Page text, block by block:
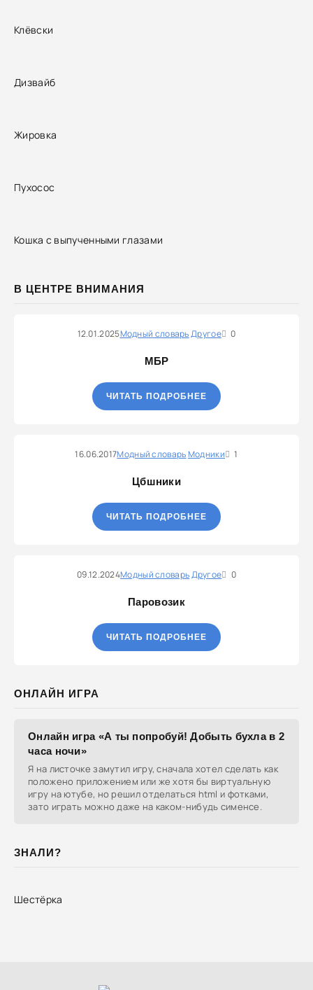
Клёвски
Дизвайб
Жировка
Пухосос
Кошка с выпученными глазами
В ЦЕНТРЕ ВНИМАНИЯ
12.01.2025Модный словарьДругое 0
МБР
ЧИТАТЬ ПОДРОБНЕЕ
16.06.2017Модный словарьМодники 1
Цбшники
ЧИТАТЬ ПОДРОБНЕЕ
09.12.2024Модный словарьДругое 0
Паровозик
ЧИТАТЬ ПОДРОБНЕЕ
ОНЛАЙН ИГРА
Онлайн игра «А ты попробуй! Добыть бухла в 2
часа ночи»
Я на листочке замутил игру, сначала хотел сделать как
положено приложением или же хотя бы виртуальную
игру на ютубе, но решил отделаться html и фотками,
зато играть можно даже на каком-нибудь сименсе.
ЗНАЛИ?
Шестёрка